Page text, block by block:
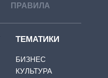
ПРАВИЛА
ТЕМАТИКИ
БИЗНЕС
КУЛЬТУРА